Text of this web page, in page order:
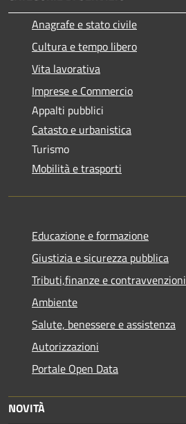
Anagrafe e stato civile
Cultura e tempo libero
Vita lavorativa
Imprese e Commercio
Appalti pubblici
Catasto e urbanistica
Turismo
Mobilità e trasporti
Educazione e formazione
Giustizia e sicurezza pubblica
Tributi,finanze e contravvenzioni
Ambiente
Salute, benessere e assistenza
Autorizzazioni
Portale Open Data
NOVITÀ